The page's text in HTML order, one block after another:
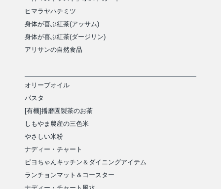
ヒマラヤハチミツ
身体が喜ぶ紅茶(アッサム)
身体が喜ぶ紅茶(ダージリン)
アリサンの自然食品
オリーブオイル
パスタ
[有機]播磨園製茶のお茶
しもやま農産の三色米
やさしい米粉
ナディー・チャート
ピヨちゃんキッチン＆ダイニングアイテム
ランチョンマット＆コースター